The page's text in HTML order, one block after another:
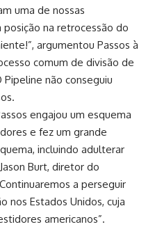
uma de nossas
na retrocessão do
argumentou Passos à
comum de divisão de
não conseguiu
engajou um esquema
e fez um grande
incluindo adulterar
Burt, diretor do
a perseguir
nos Estados Unidos, cuja
americanos”.